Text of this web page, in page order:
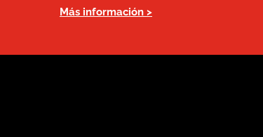
Más información >